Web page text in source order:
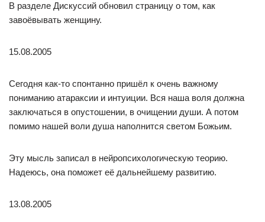
В разделе Дискуссий обновил страницу о том, как
завоёвывать женщину.
15.08.2005
Сегодня как-то спонтанно пришёл к очень важному
пониманию атараксии и интуиции. Вся наша воля должна
заключаться в опустошении, в очищении души. А потом
помимо нашей воли душа наполнится светом Божьим.
Эту мысль записал в нейропсихологическую теорию.
Надеюсь, она поможет её дальнейшему развитию.
13.08.2005